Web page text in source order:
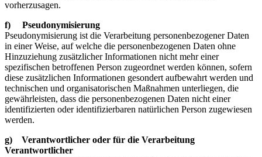
vorherzusagen.
f) Pseudonymisierung
Pseudonymisierung ist die Verarbeitung personenbezogener Daten
in einer Weise, auf welche die personenbezogenen Daten ohne
Hinzuziehung zusätzlicher Informationen nicht mehr einer
spezifischen betroffenen Person zugeordnet werden können, sofern
diese zusätzlichen Informationen gesondert aufbewahrt werden und
technischen und organisatorischen Maßnahmen unterliegen, die
gewährleisten, dass die personenbezogenen Daten nicht einer
identifizierten oder identifizierbaren natürlichen Person zugewiesen
werden.
g) Verantwortlicher oder für die Verarbeitung
Verantwortlicher